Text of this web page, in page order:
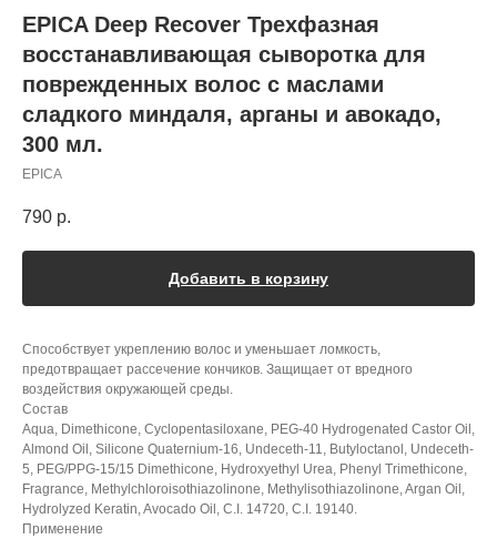
EPICA Deep Recover Трехфазная
восстанавливающая сыворотка для
поврежденных волос с маслами
сладкого миндаля, арганы и авокадо,
300 мл.
EPICA
790 р.
Добавить в корзину
Способствует укреплению волос и уменьшает ломкость,
предотвращает рассечение кончиков. Защищает от вредного
воздействия окружающей среды.
Состав
Aqua, Dimethicone, Cyclopentasiloxane, PEG-40 Hydrogenated Castor Oil,
Almond Oil, Silicone Quaternium-16, Undeceth-11, Butyloctanol, Undeceth-
5, PEG/PPG-15/15 Dimethicone, Hydroxyethyl Urea, Phenyl Trimethicone,
Fragrance, Methylchloroisothiazolinone, Methylisothiazolinone, Argan Oil,
Hydrolyzed Keratin, Avocado Oil, C.I. 14720, C.I. 19140.
Применение